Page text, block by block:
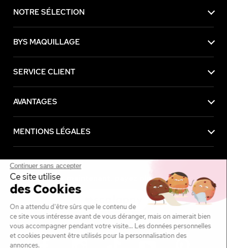
NOTRE SÉLECTION
BYS MAQUILLAGE
SERVICE CLIENT
AVANTAGES
MENTIONS LÉGALES
Achetez maintenant, payez plus tard avec
Continuer sans accepter
Ce site utilise
des Cookies
On a attendu d'être sûrs que le contenu de
ce site vous intéresse avant de vous déranger, mais on aimerait bien
vous accompagner pendant votre visite... Les données personnelles
et cookies peuvent être utilisés pour la personnalisation des
annonces.